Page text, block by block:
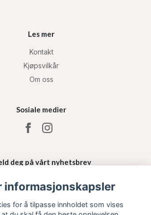
Les mer
Kontakt
Kjøpsvilkår
Om oss
Sosiale medier
deg på vårt nyhetsbrev
Påmelding
informasjonskapsler
for å tilpasse innholdet som vises